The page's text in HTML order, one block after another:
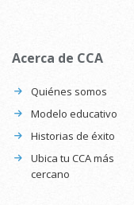
Acerca de CCA
Quiénes somos
Modelo educativo
Historias de éxito
Ubica tu CCA más
cercano